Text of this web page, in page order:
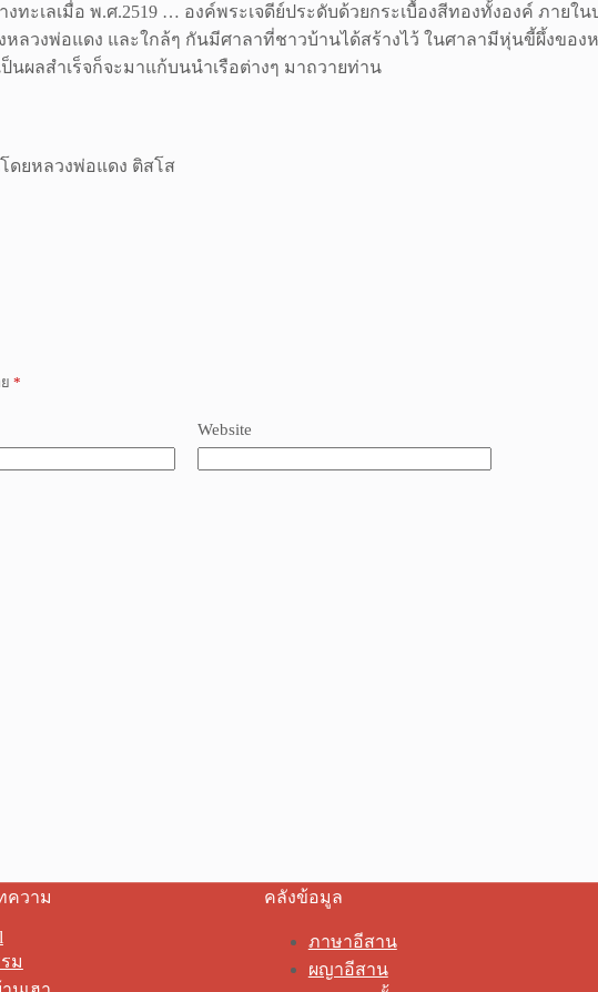
ทะเลเมื่อ พ.ศ.2519 … องค์พระเจดีย์ประดับด้วยกระเบื้องสีทองทั้งองค์ ภาย
หลวงพ่อแดง และใกล้ๆ กันมีศาลาที่ชาวบ้านได้สร้างไว้ ในศาลามีหุ่นขี้ผึ้งขอ
ผลสำเร็จก็จะมาแก้บนนำเรือต่างๆ มาถวายท่าน
ดยหลวงพ่อแดง ติสโส
*
Website
ความ
ม
คลังข้อมูล
ภาษาอีสาน
ผญาอีสาน